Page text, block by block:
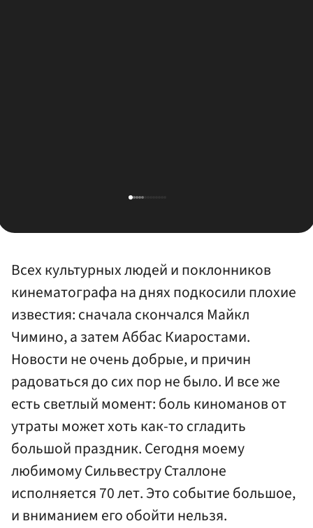
Всех культурных людей и поклонников
кинематографа на днях подкосили плохие
известия: сначала скончался Майкл
Чимино, а затем Аббас Киаростами.
Новости не очень добрые, и причин
радоваться до сих пор не было. И все же
есть светлый момент: боль киноманов от
утраты может хоть как-то сгладить
большой праздник. Сегодня моему
любимому Сильвестру Сталлоне
исполняется 70 лет. Это событие большое,
и вниманием его обойти нельзя.